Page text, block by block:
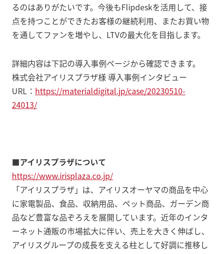
るのはありがたいです。今後もFlipdeskを活用して、接
点を持つことができたお客様の継続利用、またお買い物
を通してファンを増やし、LTVの最大化を目指します。
詳細内容は下記の導入事例ページから確認できます。
株式会社アイリスプラザ様 導入事例インタビュー
URL： https://materialdigital.jp/case/20230510-
24013/
■アイリスプラザについて
https://www.irisplaza.co.jp/
「アイリスプラザ」は、アイリスオーヤマの商品を中心
に家電製品、食品、収納用品、ペット商品、ガーデン商
品など豊富な品ぞろえを展開しています。近年のインタ
ーネット通販の市場拡大に伴い、売上を大きく伸ばし、
アイリスグループの成長を支える柱として好調に推移し